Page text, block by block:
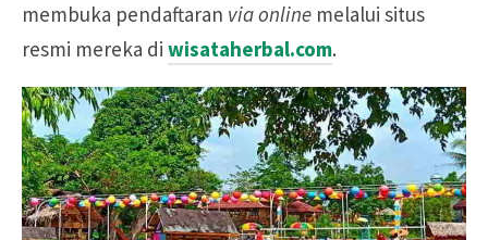
membuka pendaftaran via online melalui situs
resmi mereka di wisataherbal.com.